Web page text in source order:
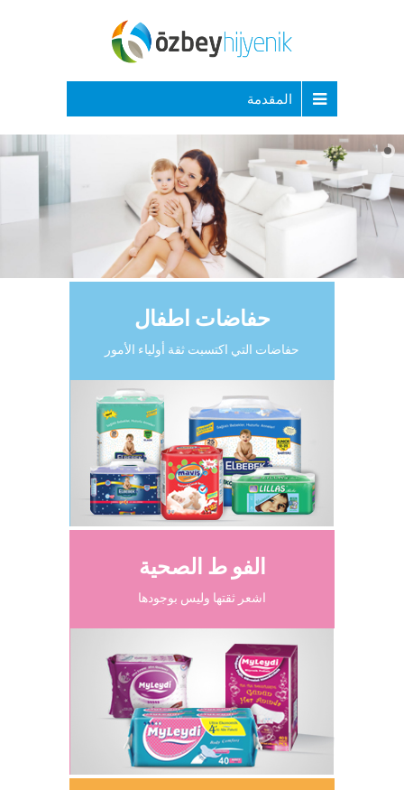
المقدمة
حفاضات اطفال
حفاضات التي اكتسبت ثقة أولياء الأمور
الفو ط الصحية
اشعر ثقتها وليس بوجودها